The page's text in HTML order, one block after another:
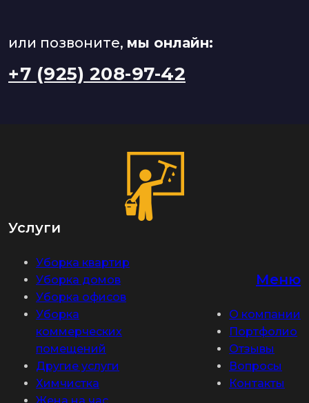
или позвоните, мы онлайн:
+7 (925) 208-97-42
Услуги
Уборка квартир
Уборка домов
Уборка офисов
Уборка
коммерческих
помещений
Другие услуги
Химчистка
Меню
О компании
Портфолио
Отзывы
Вопросы
Контакты